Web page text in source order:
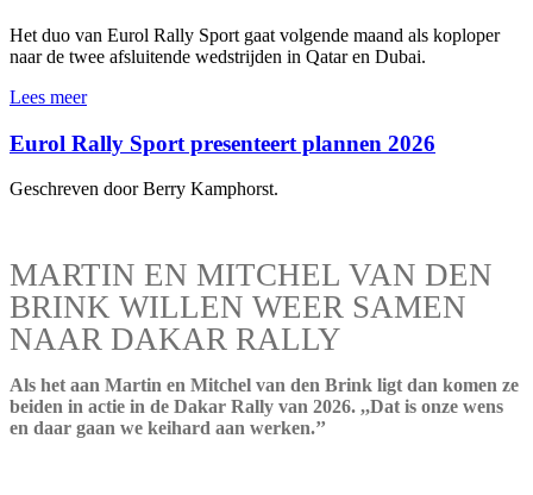
Het duo van Eurol Rally Sport gaat volgende maand als koploper
naar de twee afsluitende wedstrijden in Qatar en Dubai.
Lees meer
Eurol Rally Sport presenteert plannen 2026
Geschreven door Berry Kamphorst.
MARTIN EN MITCHEL VAN DEN
BRINK WILLEN WEER SAMEN
NAAR DAKAR RALLY
Als het aan Martin en Mitchel van den Brink ligt dan komen ze
beiden in actie in de Dakar Rally van 2026. ,,Dat is onze wens
en daar gaan we keihard aan werken.’’